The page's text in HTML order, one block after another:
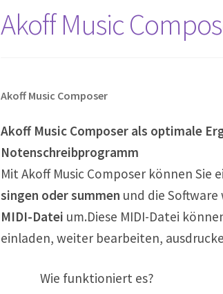
Akoff Music
Akoff Music Composer
Akoff Music Composer als optimale
Notenschreibprogramm
Mit Akoff Music Composer können Sie
singen oder summen und die
MIDI-Datei um.Diese MIDI-Datei
einladen, weiter bearbeiten,
Wie funktioniert es?